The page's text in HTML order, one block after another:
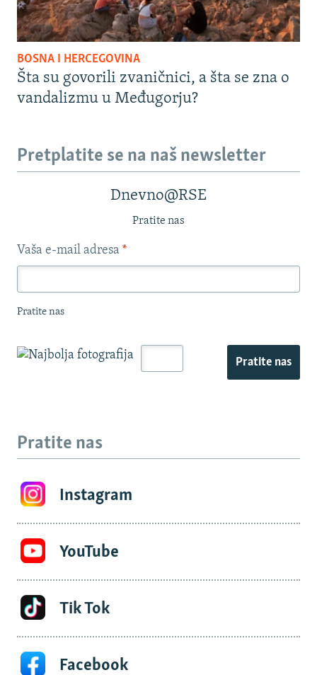
BOSNA I HERCEGOVINA
Šta su govorili zvaničnici, a šta se zna o
vandalizmu u Međugorju?
Pretplatite se na naš newsletter
Dnevno@RSE
Pratite nas
Vaša e-mail adresa *
Pratite nas
Pratite nas
Pratite nas
Instagram
YouTube
Tik Tok
Facebook